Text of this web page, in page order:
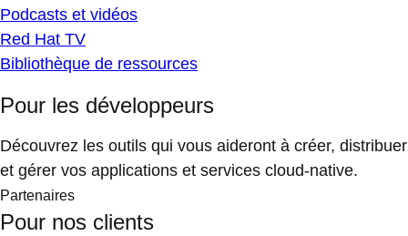
Podcasts et vidéos
Red Hat TV
Bibliothèque de ressources
Pour les développeurs
Découvrez les outils qui vous aideront à créer, distribuer
et gérer vos applications et services cloud-native.
Partenaires
Pour nos clients